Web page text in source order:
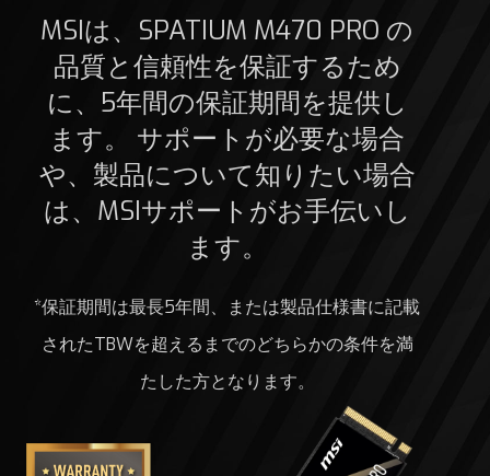
MSIは、SPATIUM M470 PRO の
品質と信頼性を保証するため
に、5年間の保証期間を提供し
ます。 サポートが必要な場合
や、製品について知りたい場合
は、MSIサポートがお手伝いし
ます。
*保証期間は最長5年間、または製品仕様書に記載
されたTBWを超えるまでのどちらかの条件を満
たした方となります。